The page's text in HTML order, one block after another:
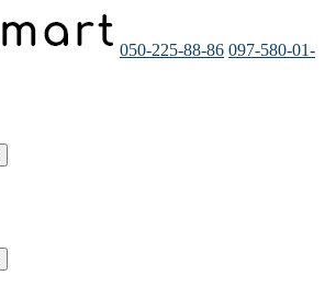
050-225-88-86 097-580-01-